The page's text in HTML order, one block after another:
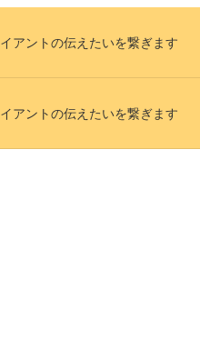
アントの伝えたいを繋ぎます
アントの伝えたいを繋ぎます